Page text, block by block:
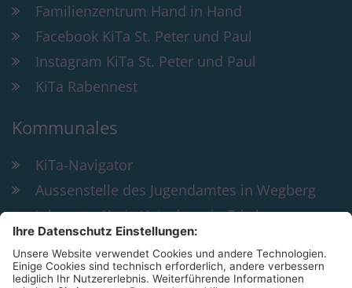
Familienzentrum Hand in Hand
Facebook KiTa St. Peter und Paul
Instagram KiTa St. Peter und Paul
KiTa Rabennest
Kommunales
KiTa-Navigator
Aussenstelle des Jugendamtes in Wegberg
Jobcenter Kreis Heinsberg in Erkelenz
Bildung und Teilhabe
KiTa St. Peter & Paul Wegberg